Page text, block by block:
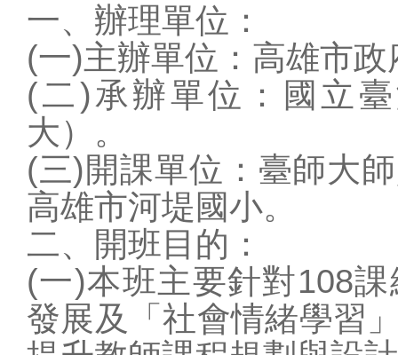
會議資料
學校概況
行政單位
教師專區
學生專區
家長專區
站務相關
圖片連結
一、辦理單位：
(一)主辦單位：高雄市
(二)承辦單位：國立
大）。
(三)開課單位：臺師大
高雄市河堤國小。
二、開班目的：
(一)本班主要針對108
發展及「社會情緒學習